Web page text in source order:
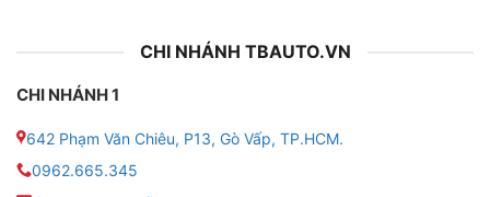
CHI NHÁNH TBAUTO.VN
CHI NHÁNH 1
642 Phạm Văn Chiêu, P13, Gò Vấp, TP.HCM.
0962.665.345